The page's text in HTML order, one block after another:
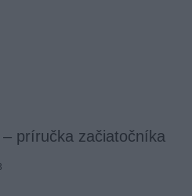
príručka začiatočníka